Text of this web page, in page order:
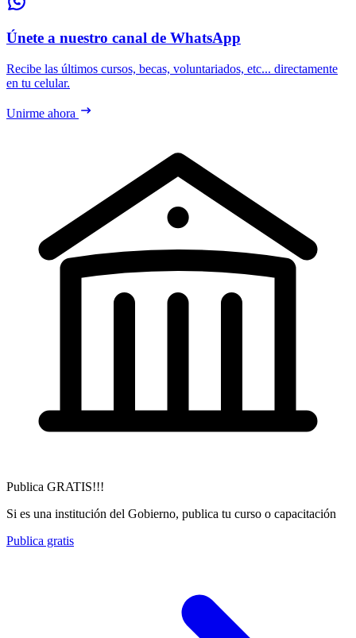
Únete a nuestro canal de WhatsApp
Recibe las últimos cursos, becas, voluntariados, etc... directamente
en tu celular.
Unirme ahora
Publica GRATIS!!!
Si es una institución del Gobierno, publica tu curso o capacitación
Publica gratis